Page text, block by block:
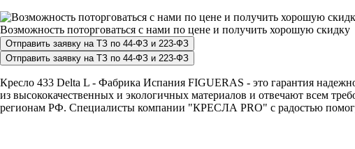
Возможность поторговаться с нами по цене и получить хорошую скидку
Кресло 433 Delta L - Фабрика Испания FIGUERAS - это гарантия
из высококачественных и экологичных материалов и отвечают всем
регионам РФ. Специалисты компании "КРЕСЛА PRO" с радостью